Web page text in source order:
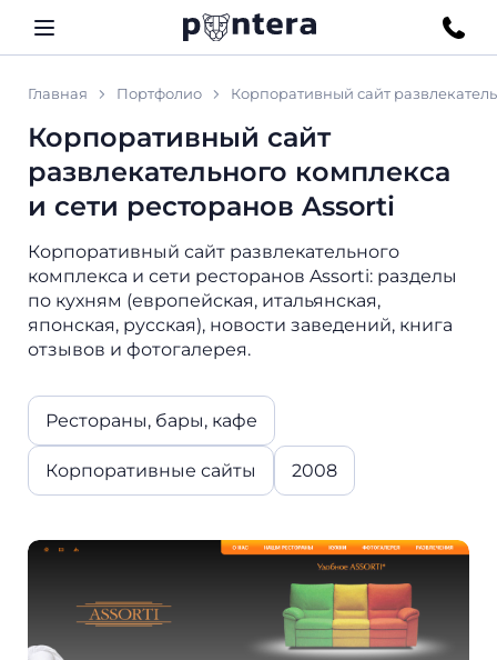
Главная Портфолио Корпоративный сайт
Корпоративный сайт
развлекательного комплекса
и сети ресторанов Assorti
Корпоративный сайт развлекательного
комплекса и сети ресторанов Assorti: разделы
по кухням (европейская, итальянская,
японская, русская), новости заведений, книга
отзывов и фотогалерея.
Рестораны, бары, кафе
Корпоративные сайты 2008